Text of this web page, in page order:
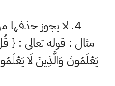
4. لا يجوز حذفها من الكلام إطلاقا .
مثال : قوله تعالى :
يَعْلَمُونَ وَالَّذِينَ لَا يَعْلَمُونَ } (9)